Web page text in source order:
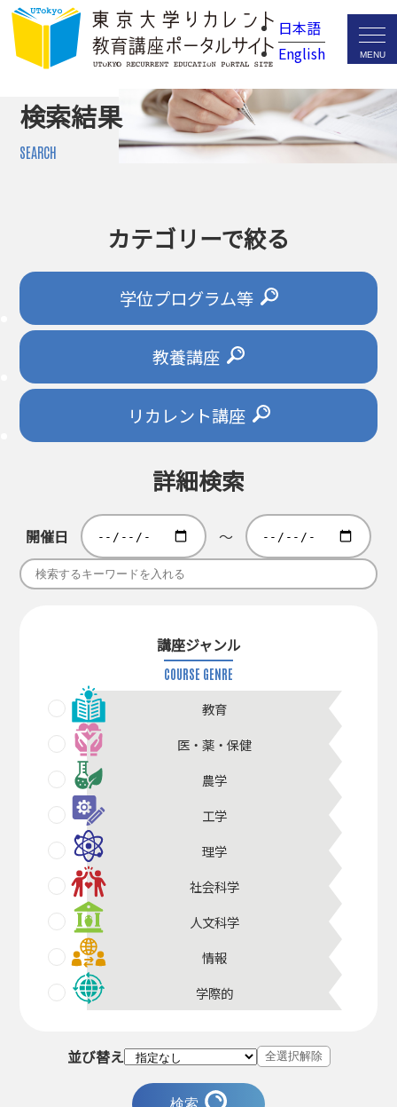
日本語
English
検索結果
SEARCH
カテゴリーで絞る
学位プログラム等
教養講座
リカレント講座
詳細検索
開催日 ～
講座ジャンル
COURSE GENRE
教育
医・薬・保健
農学
工学
理学
社会科学
人文科学
情報
学際的
並び替え 全選択解除
検索